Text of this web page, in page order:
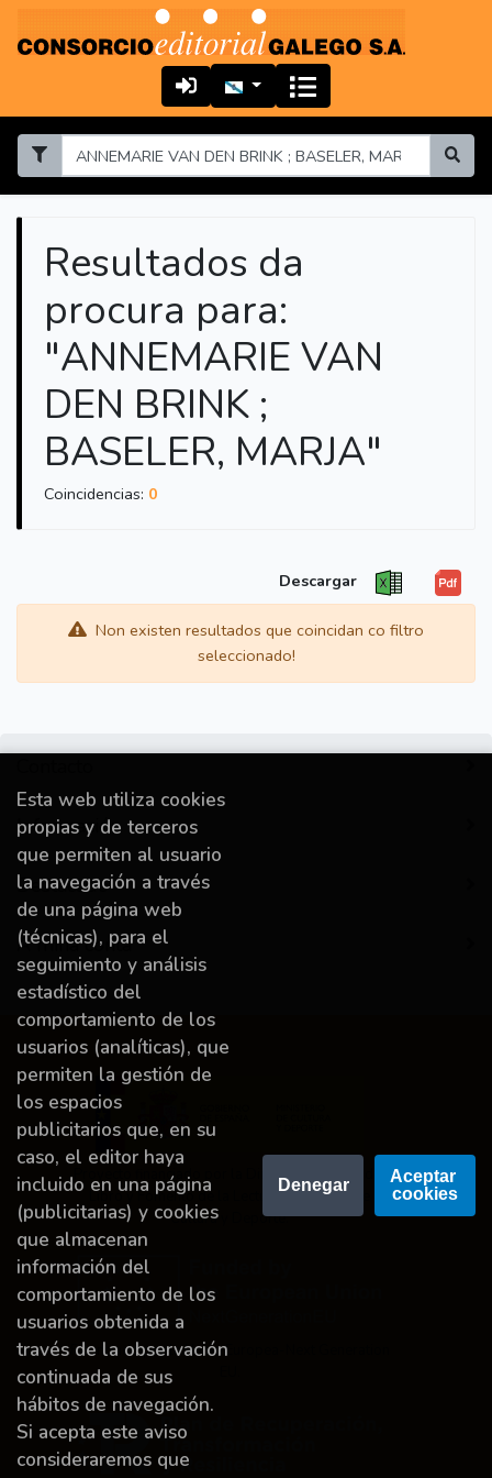
Resultados da
procura para:
"ANNEMARIE VAN
DEN BRINK ;
BASELER, MARJA"
Coincidencias: 0
Descargar
Non existen resultados que coincidan co filtro
seleccionado!
Información
Destacado
A miña conta
Proyecto financiado por la Dirección General del
Libro y Fomento de la Lectura, Ministerio de
Cultura y Deporte.
Financiado por la Unión Europea-Next Generation
Esta web utiliza cookies
propias y de terceros
que permiten al usuario
la navegación a través
de una página web
(técnicas), para el
seguimiento y análisis
estadístico del
comportamiento de los
usuarios (analíticas), que
permiten la gestión de
los espacios
publicitarios que, en su
caso, el editor haya
incluido en una página
(publicitarias) y cookies
que almacenan
información del
comportamiento de los
usuarios obtenida a
través de la observación
continuada de sus
hábitos de navegación.
Si acepta este aviso
consideraremos que
Denegar
Aceptar
cookies